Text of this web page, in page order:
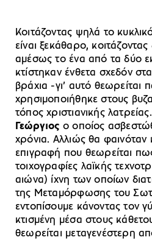
Κοιτάζοντας ψηλά το
είναι ξεκάθαρο,
αμέσως το ένα από τα δύο
κτίστηκαν ένθετα σχεδόν
βράχια -γι’ αυτό θεωρείται
χρησιμοποιήθηκε στους
τόπος χριστιανικής
Γεώργιος ο οποίος
χρόνια. Αλλιώς θα φαινόταν
επιγραφή που θεωρείται
τοιχογραφίες λαϊκής
αιώνα) ίχνη των οποίων
της Μεταμόρφωσης του
εντοπίσουμε κάνοντας τον
κτισμένη μέσα στους
θεωρείται μεταγενέστερη